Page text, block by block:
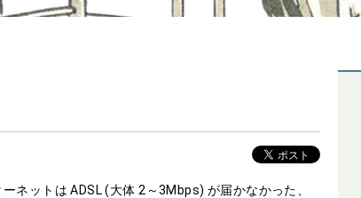
ネットは ADSL (大体 2～3Mbps) が届かなかった、